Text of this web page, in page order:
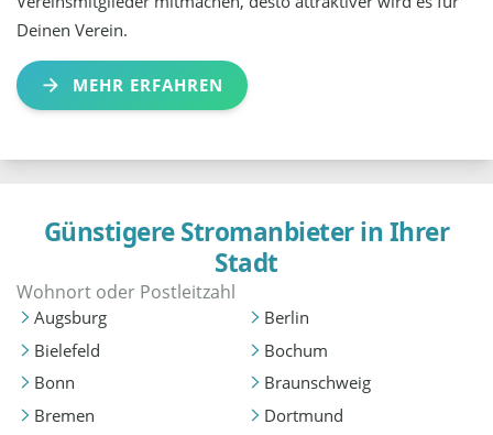
Deinen Verein.
MEHR ERFAHREN
Günstigere Stromanbieter in Ihrer
Stadt
Augsburg
Berlin
Bielefeld
Bochum
Bonn
Braunschweig
Bremen
Dortmund